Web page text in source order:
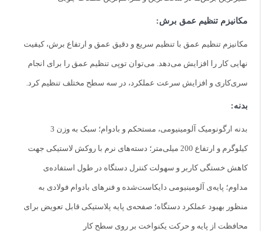
میلی‌متری، یک پایه‌ی راهنمای برش مستقیم، محافظ شفاف، نگهدارنده‌
صنعت چوب
حتی در سطوح سخت چوبی
امور مختلف
-مکانیزم تنظیم عمق برش، جهت تضمین برشی سریع و دقیق
-دارای دو کولت با قطرهای (6 میلی متر و 8 میلی متر) جهت سهولت
-استفاده از پایه الومینیومی و فنرهای فولادی جهت افزایش اثر بخشی
عملکرد دستگاه درتنظیم عمق کار
مکانیزم تنظیم عمق برش:
مکانیزم تنظیم عمق با تنظیم سریع و دقیق عمق و ارتفاع برش، کیفیت
نهایی کار را افزایش می‌دهد. می‌توان توپی تنظیم عمق را برای انجام
سری‌کاری و افزایش سرعت عملکرد، در سه سطح مختلف تنظیم کرد.
بدنه:
بدنه‌ ارگونومیک آلومینیومی، مستحکم و بادوام؛ سبک به وزن 3
کیلوگرم و ارتفاع 200 میلی‌متر؛ دسته‌های نرم با روکش لاستیکی جهت
کاهش خستگی کاربر و سهولت کنترل دستگاه در طول استفاده‌ی
مداوم؛ پایه‌ی آلومینیومی دایکاست‌شده و فنرهای بادوام فولادی به
منظور بهبود عملکرد دستگاه؛ صفحه‌ی پایه پلاستیکی قابل تعویض برای
محافظت از پایه و حرکت یکنواخت بر روی سطح کار